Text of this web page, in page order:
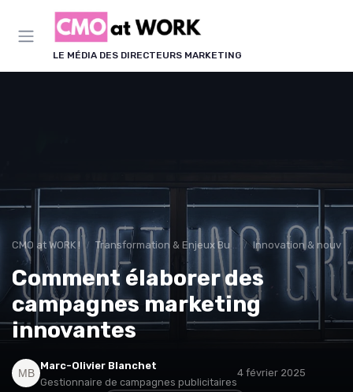
LE MÉDIA DES DIRECTEURS MARKETING
CMO at WORK ! Transformation & Enjeux Business Innovation &
Comment élaborer des
campagnes marketing
innovantes
Marc-Olivier Blanchet
Gestionnaire de campagnes publicitaires
4 février 2025
Panneau de gestion des cookies